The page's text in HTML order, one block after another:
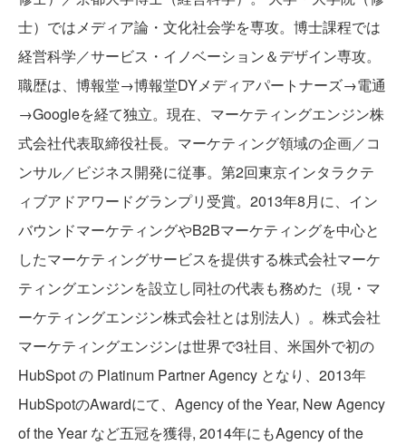
士）ではメディア論・文化社会学を専攻。博士課程では
経営科学／サービス・イノベーション＆デザイン専攻。
職歴は、博報堂→博報堂DYメディアパートナーズ→電通
→Googleを経て独立。現在、マーケティングエンジン株
式会社代表取締役社長。マーケティング領域の企画／コ
ンサル／ビジネス開発に従事。第2回東京インタラクテ
ィブアドアワードグランプリ受賞。2013年8月に、イン
バウンドマーケティングやB2Bマーケティングを中心と
したマーケティングサービスを提供する株式会社マーケ
ティングエンジンを設立し同社の代表も務めた（現・マ
ーケティングエンジン株式会社とは別法人）。株式会社
マーケティングエンジンは世界で3社目、米国外で初の
HubSpot の Platinum Partner Agency となり、2013年
HubSpotのAwardにて、Agency of the Year, New Agency
of the Year など五冠を獲得, 2014年にもAgency of the